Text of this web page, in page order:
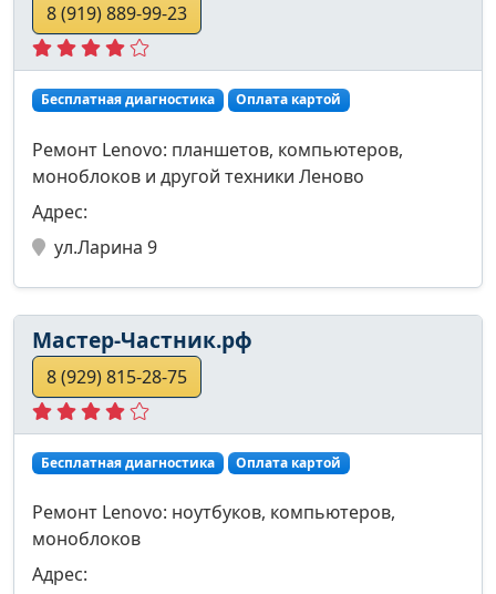
8 (919) 889-99-23
Бесплатная диагностика Оплата картой
Ремонт Lenovo: планшетов, компьютеров,
моноблоков и другой техники Леново
Адрес:
ул.Ларина 9
Мастер-Частник.рф
8 (929) 815-28-75
Бесплатная диагностика Оплата картой
Ремонт Lenovo: ноутбуков, компьютеров,
моноблоков
Адрес: